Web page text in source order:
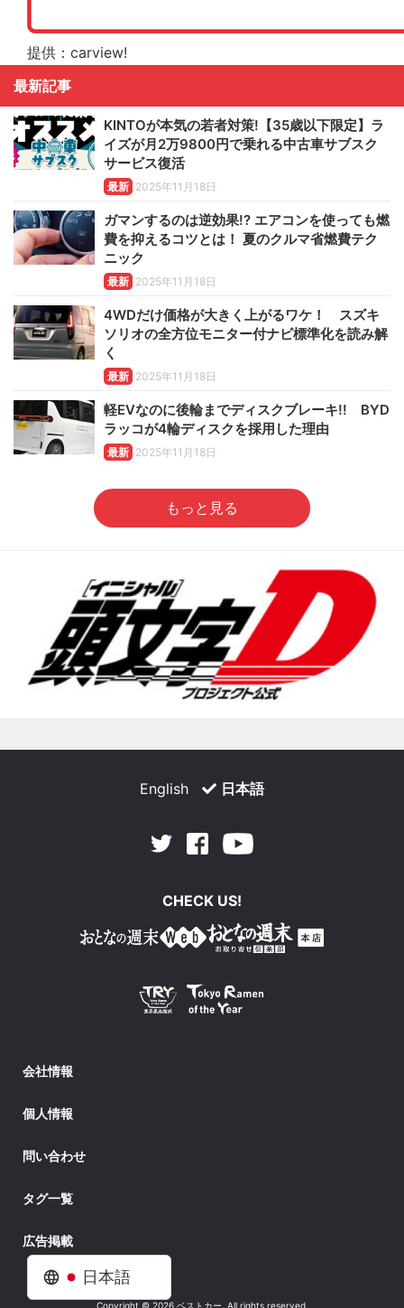
日本語
提供：carview!
最新記事
KINTOが本気の若者対策!【35歳以下限定】ラ
イズが月2万9800円で乗れる中古車サブスク
サービス復活
最新 2025年11月18日
ガマンするのは逆効果!? エアコンを使っても燃
費を抑えるコツとは！ 夏のクルマ省燃費テク
ニック
最新 2025年11月18日
4WDだけ価格が大きく上がるワケ！ スズキ
ソリオの全方位モニター付ナビ標準化を読み解
く
最新 2025年11月18日
軽EVなのに後輪までディスクブレーキ!! BYD
ラッコが4輪ディスクを採用した理由
最新 2025年11月18日
もっと見る
English 日本語
Twitter Facebook
CHECK US!
会社情報
個人情報
問い合わせ
タグ一覧
広告掲載
Copyright © 2026 ベストカー. All rights reserved.